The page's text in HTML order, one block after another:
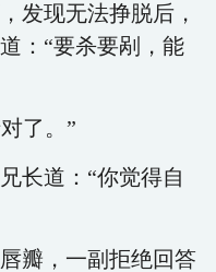
发现无法挣脱后，
：“要杀要剐，能
了。”
长道：“你觉得自
瓣，一副拒绝回答